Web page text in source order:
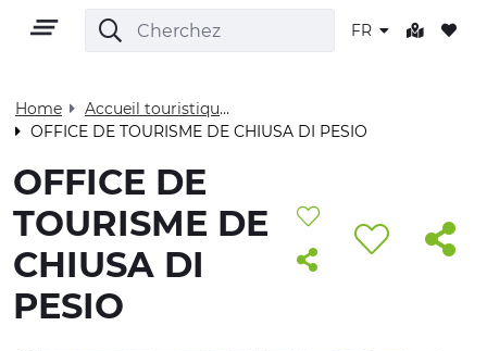
FR
TERRITOIRE
Home
Accueil touristique - Visit Cuneese
OFFICE DE TOURISME DE CHIUSA DI PESIO
OFFICE DE
TOURISME DE
CHIUSA DI
PESIO